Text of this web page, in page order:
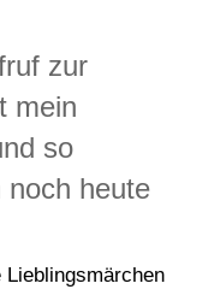
zur
mein
so
noch heute
Lieblingsmärchen